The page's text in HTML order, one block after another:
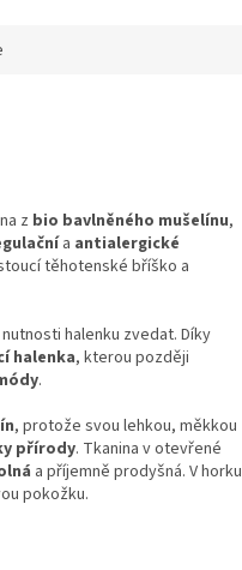
z bio bavlněného mušelínu,
a antialergické
těhotenské bříško a
halenku zvedat. Díky
halenka, kterou později
.
, protože svou lehkou, měkkou
přírody. Tkanina v otevřené
a příjemně prodyšná. V horku
pokožku.